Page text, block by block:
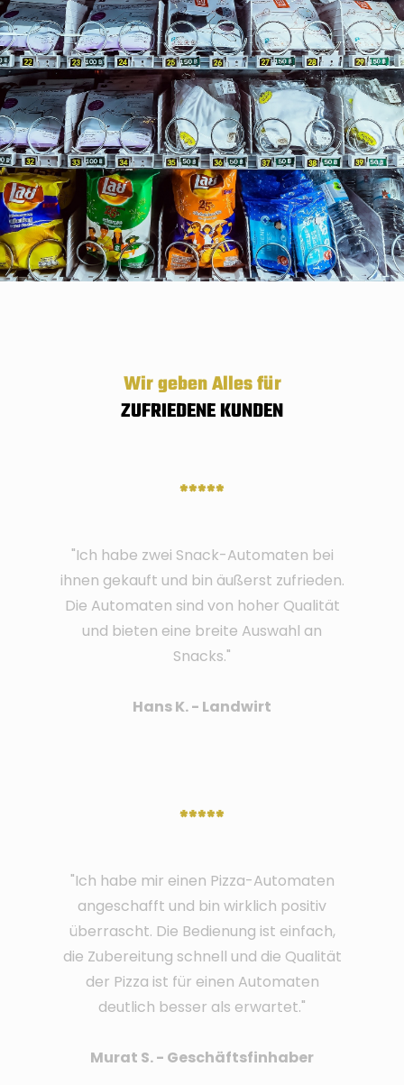
Wir geben Alles für
ZUFRIEDENE KUNDEN
*****
"Ich habe zwei Snack-Automaten bei
ihnen gekauft und bin äußerst zufrieden.
Die Automaten sind von hoher Qualität
und bieten eine breite Auswahl an
Snacks."
Hans K. - Landwirt
*****
"Ich habe mir einen Pizza-Automaten
angeschafft und bin wirklich positiv
überrascht. Die Bedienung ist einfach,
die Zubereitung schnell und die Qualität
der Pizza ist für einen Automaten
deutlich besser als erwartet."
Murat S. - Geschäftsfinhaber